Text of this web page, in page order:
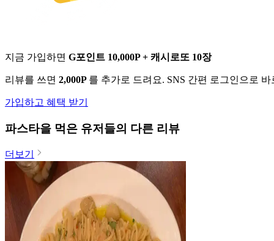
지금 가입하면 G포인트 10,000P + 캐시로또 10장
리뷰를 쓰면 2,000P 를 추가로 드려요. SNS 간편 로그인으로
가입하고 혜택 받기
파스타을 먹은 유저들의 다른 리뷰
더보기